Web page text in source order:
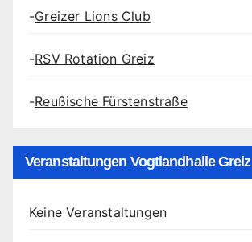
-Greizer Lions Club
-RSV Rotation Greiz
-Reußische Fürstenstraße
Veranstaltungen Vogtlandhalle Greiz
Keine Veranstaltungen